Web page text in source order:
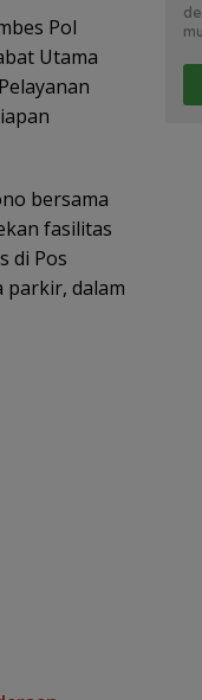
Pol
Utama
bersama
fasilitas
di Pos
parkir, dalam